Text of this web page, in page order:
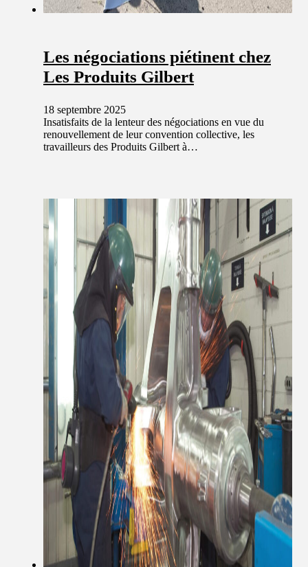
Les négociations piétinent chez
Les Produits Gilbert
18 septembre 2025
Insatisfaits de la lenteur des négociations en vue du
renouvellement de leur convention collective, les
travailleurs des Produits Gilbert à…